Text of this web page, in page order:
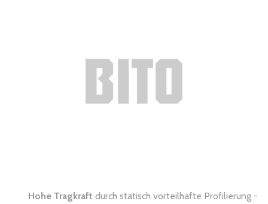
Hohe Tragkraft durch statisch vorteilhafte Profilierung -